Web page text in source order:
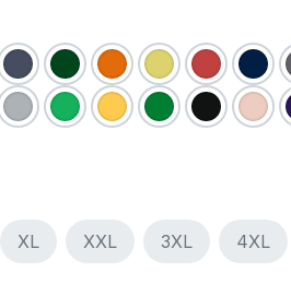
XL XXL 3XL 4XL